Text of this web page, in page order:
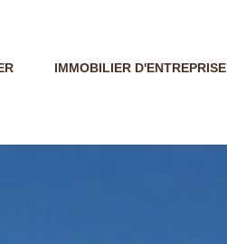
IMMOBILIER D'ENTREPRISE